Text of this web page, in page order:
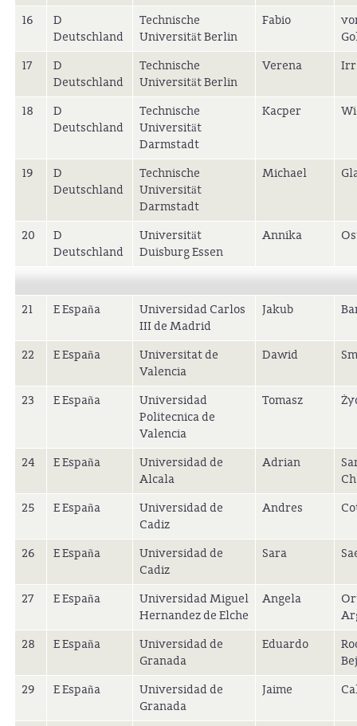
16
D
Deutschland
Technische
Universität Berlin
Fabio
17
D
Deutschland
Technische
Universität Berlin
Verena
18
D
Deutschland
Technische
Universität
Darmstadt
Kacper
19
D
Deutschland
Technische
Universität
Darmstadt
Michael
20
D
Deutschland
Universität
Duisburg Essen
Annika
21 E España
Universidad Carlos
III de Madrid
Jakub
22 E España
Universitat de
Valencia
Dawid
23 E España
Universidad
Politecnica de
Valencia
Tomasz
24 E España
Universidad de
Alcala
Adrian
25
E España
Universidad de
Cadiz
Andres
26 E España
Universidad de
Cadiz
Sara
27 E España
Universidad Miguel
Hernandez de Elche
Angela
28
E España
Universidad de
Granada
Eduardo
29
E España
Universidad de
Granada
Jaime